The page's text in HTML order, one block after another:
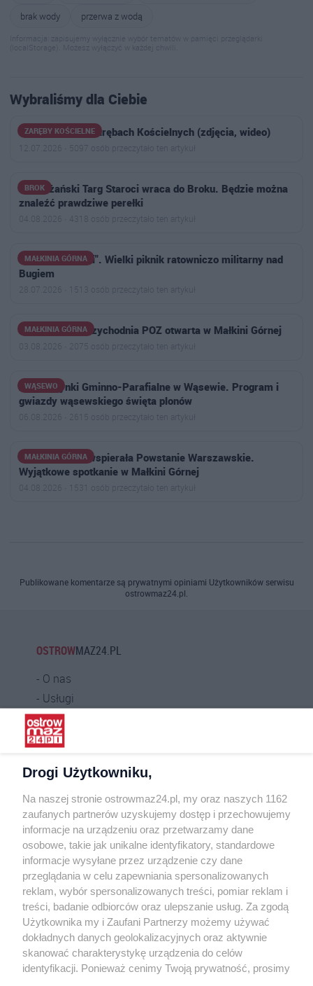
brak wody
przerwa z wodą
Informacja: zapisujemy wyłącznie wybór tematów w pamięci przeglądarki
(localStorage). Możesz wyłączyć w każdej chwili.
Wybraliśmy dla Ciebie
ZARĘBY KOŚCIELNE
Letni Festyn w Zarębach Kościelnych (zdjęcia, wideo)
12.07.2026 · 5097 osób przeczytało ten artykuł
BROK
Nadbużański Targ Staroci wraca do Broku. Będzie można
znaleźć prawdziwe perełki
04.08.2026 · 4318 osób przeczytało ten artykuł
MAŁKINIA GÓRNA
"Silni w jedności". Wielki piknik ratowniczo militarny nad
Bugiem
28.07.2026 · 1513 osób przeczytało ten artykuł
MAŁKINIA GÓRNA
Nowoczesna przychodnia POZ otwarta w Małkini Górnej
03.08.2026 · 2075 osób przeczytało ten artykuł
WĄSEWO
XVII Dożynki Gminno-Parafialne w Wąsewie. Program i
gwiazdy wąsewskiego święta plonów
06.08.2026 · 2615 osób przeczytało ten artykuł
MAŁKINIA GÓRNA
Jako 15-latka wspierała Powstanie Warszawskie.
Wyjątkowe spotkanie w Małkini Górnej
04.08.2026 · 1531 osób przeczytało ten artykuł
Publikowane komentarze są prywatnymi opiniami Użytkowników serwisu
ostrowmaz24.pl.
OSTROWMAZ24.PL
O nas
Usługi
Praca
Warunki korzystania
Kontakt
INFORMATOR
Bankomaty
Msze święte
Nocna pomoc lekarska
Taxi
REKLAMA
Banery i artykuły
Reklama wideo
Drogi Użytkowniku,
Na naszej stronie ostrowmaz24.pl, my oraz naszych 1162
zaufanych partnerów uzyskujemy dostęp i przechowujemy
informacje na urządzeniu oraz przetwarzamy dane
osobowe, takie jak unikalne identyfikatory, standardowe
informacje wysyłane przez urządzenie czy dane
przeglądania w celu zapewniania spersonalizowanych
reklam, wybór spersonalizowanych treści, pomiar reklam i
treści, badanie odbiorców oraz ulepszanie usług. Za zgodą
Użytkownika my i Zaufani Partnerzy możemy używać
dokładnych danych geolokalizacyjnych oraz aktywnie
skanować charakterystykę urządzenia do celów
identyfikacji. Ponieważ cenimy Twoją prywatność, prosimy